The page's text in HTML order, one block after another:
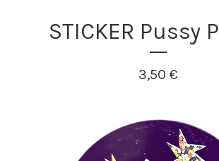
STICKER Pussy
3,50 €